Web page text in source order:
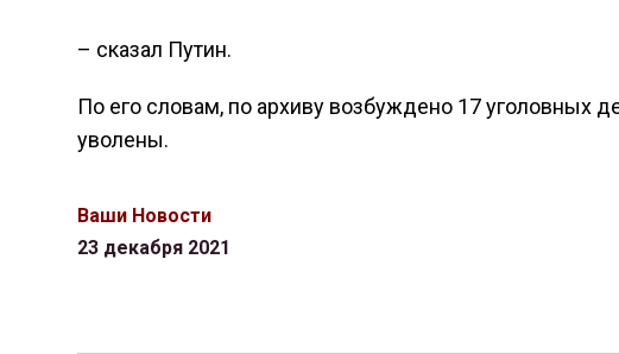
– сказал Путин.
По его словам, по архиву возбуждено 17 уголовных
уволены.
Ваши Новости
23 декабря 2021